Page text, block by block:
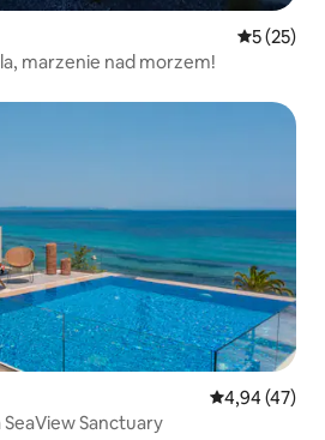
Średnia
5 (25)
marzenie nad morzem!
Średnia
4,94 (47)
SeaView Sanctuary